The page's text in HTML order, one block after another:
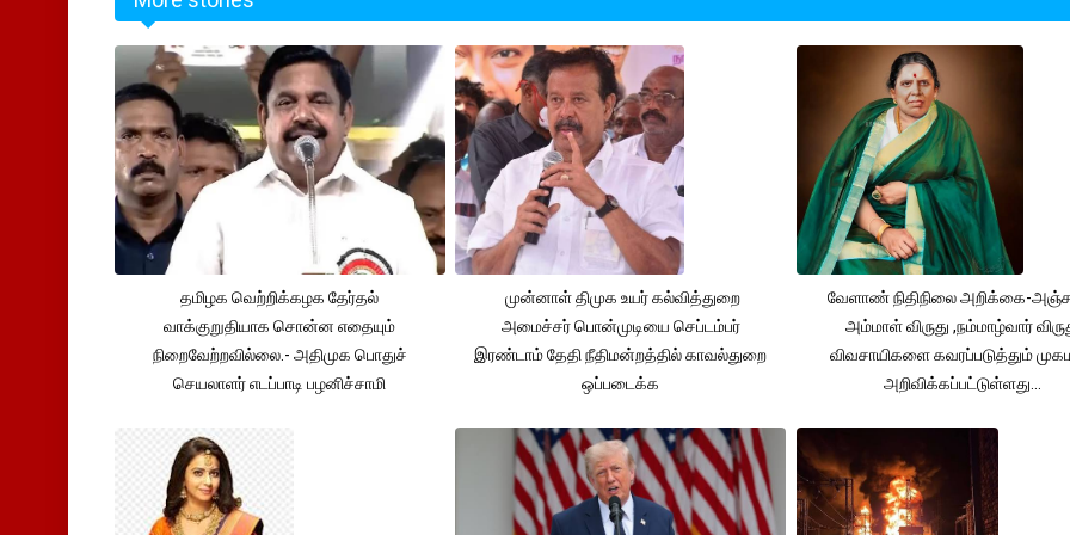
தமிழக வெற்றிக்கழக தேர்தல்
வாக்குறுதியாக சொன்ன எதையும்
நிறைவேற்றவில்லை.- அதிமுக பொதுச்
செயலாளர் எடப்பாடி பழனிச்சாமி
முன்னாள் திமுக உயர் கல்வித்துறை
அமைச்சர் பொன்முடியை செப்டம்பர்
இரண்டாம் தேதி நீதிமன்றத்தில் காவல்துறை
ஒப்படைக்க
வேளாண் நிதிநிலை அறிக்கை-
அம்மாள் விருது ,நம்மாழ்வார்
விவசாயிகளை கவரப்படுத்தும்
அறிவிக்கப்பட்டுள்ளது...